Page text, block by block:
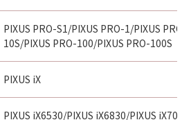
PIXUS PRO-S1/PIXUS PRO-1/PIXUS
10S/PIXUS PRO-100/PIXUS PRO-100S
PIXUS iX
PIXUS iX6530/PIXUS iX6830/PIXUS iX7000